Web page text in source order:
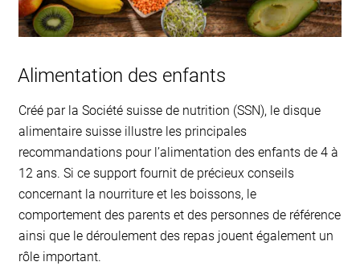
Alimentation des enfants
Créé par la Société suisse de nutrition (SSN), le disque
alimentaire suisse illustre les principales
recommandations pour l’alimentation des enfants de 4 à
12 ans. Si ce support fournit de précieux conseils
concernant la nourriture et les boissons, le
comportement des parents et des personnes de référence
ainsi que le déroulement des repas jouent également un
rôle important.